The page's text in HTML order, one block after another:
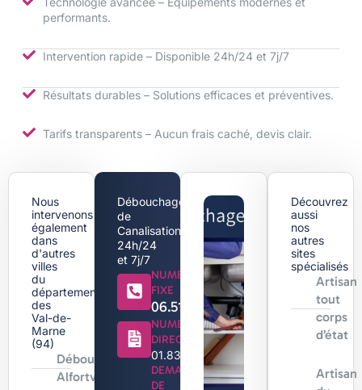
performants.
Intervention rapide – Disponible 24h/24 et 7j/7
Résultats durables – Solutions efficaces et préventives.
Tarifs transparents – Aucun frais caché, devis clair.
Nous
intervenons
également
dans
d'autres
villes
du
département
des
Val-de-
Marne
(94)
Débouchage
Alfortville
Débouchage
de
Canalisation
24h/24
et 7j/7
NUMERO
FIXE
06.51.44.18.71
NUMERO
DIRECT
01.83.88.96.96
DEMANDE
DE
Découvrez
aussi
nos
autres
sites
spécialisés
Artisan
tout
corps
d’état
Artisan